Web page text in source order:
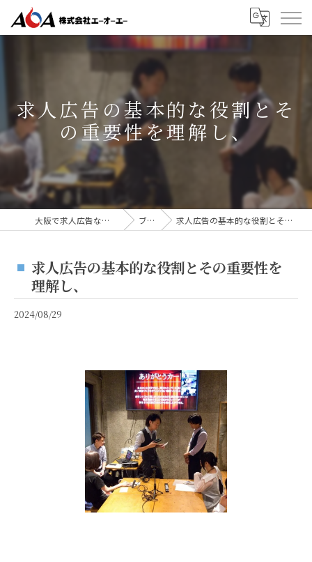
求人広告の基本的な役割とそ
の重要性を理解し、
大阪で求人広告なら株式会社AOA ブログ 求人広告の基本的な役割とその重要性を理解し、
求人広告の基本的な役割とその重要性を
理解し、
2024/08/29